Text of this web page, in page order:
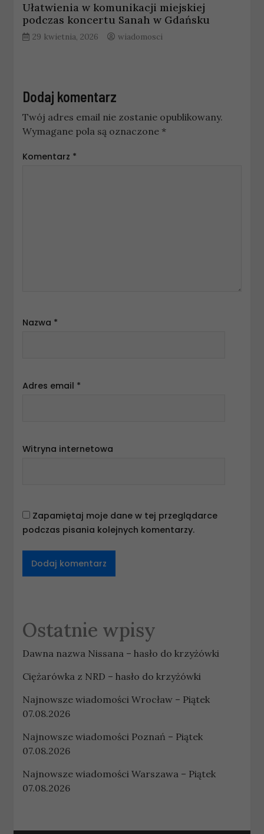
Ułatwienia w komunikacji miejskiej
podczas koncertu Sanah w Gdańsku
29 kwietnia, 2026 wiadomosci
Dodaj komentarz
Twój adres email nie zostanie opublikowany.
Wymagane pola są oznaczone *
Komentarz *
Nazwa *
Adres email *
Witryna internetowa
Zapamiętaj moje dane w tej przeglądarce
podczas pisania kolejnych komentarzy.
Ostatnie wpisy
Dawna nazwa Nissana – hasło do krzyżówki
Ciężarówka z NRD – hasło do krzyżówki
Najnowsze wiadomości Wrocław – Piątek
07.08.2026
Najnowsze wiadomości Poznań – Piątek
07.08.2026
Najnowsze wiadomości Warszawa – Piątek
07.08.2026